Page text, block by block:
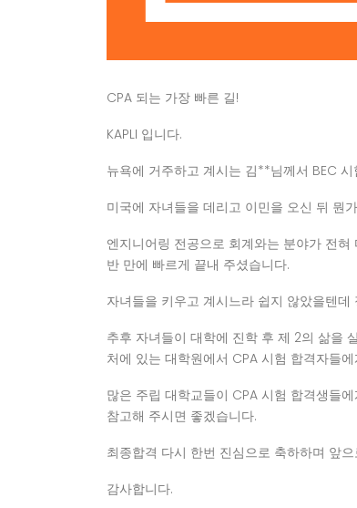
CPA 되는 가장 빠른 길!
KAPLI 입니다.
뉴욕에 거주하고 계시는 김**님께서 BEC
미국에 자녀들을 데리고 이민을 오신 뒤 뭔
엔지니어링 전공으로 회계와는 분야가 전
반 만에 빠르게 끝내 주셨습니다.
자녀들을 키우고 계시느라 쉽지 않았을텐
추후 자녀들이 대학에 진학 후 제 2의 삶을
처에 있는 대학원에서 CPA 시험 합격자들
많은 주립 대학교들이 CPA 시험 합격생들
참고해 주시면 좋겠습니다.
최종합격 다시 한번 진심으로 축하하며 앞
감사합니다.